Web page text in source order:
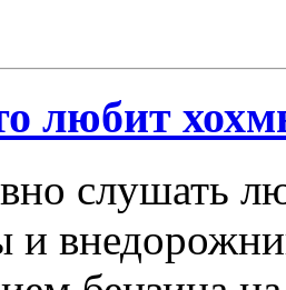
любит
слушать
и